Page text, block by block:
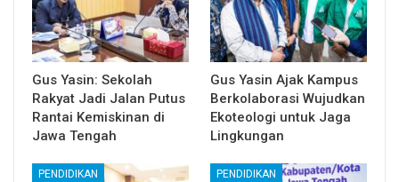
Gus Yasin: Sekolah
Rakyat Jadi Jalan Putus
Rantai Kemiskinan di
Jawa Tengah
Gus Yasin Ajak Kampus
Berkolaborasi Wujudkan
Ekoteologi untuk Jaga
Lingkungan
PENDIDIKAN PENDIDIKAN